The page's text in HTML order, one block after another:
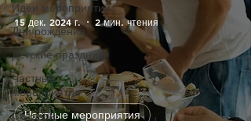
Идеи мероприятий
Дни рождения
Детские праздники
Частные
мероприятия
Свадьбы
Частные мероприятия
15 дек. 2024 г. 2 мин. чтения